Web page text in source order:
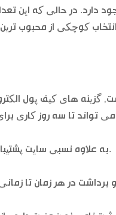
کوچکی از محبوب
گزینه های کیف پول
تا سه روز کاری برای
به علاوه نسبی سایت پشتیبانی از چندین زبان است, و اگر شما بهترین دریافت کازینو پاداش ممکن.
برداشت در هر زمان تا